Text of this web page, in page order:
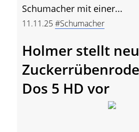
Schumacher mit einer...
11.11.25#Schumacher
Holmer stellt
Dos 5 HD vor